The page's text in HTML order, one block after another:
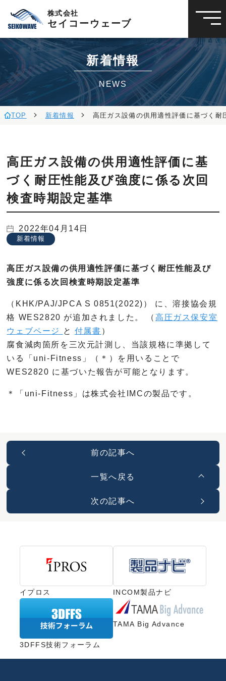
株式会社
セイコーウェーブ
新着情報
NEWS
TOP 新着情報 高圧ガス設備の供用適性評価に基づく
高圧ガス設備の供用適性評価に基
づく耐圧性能及び強度に係る次回
検査時期設定基準
2022年04月14日
新着情報
高圧ガス設備の供用適性評価に基づく耐圧性能及び
強度に係る次回検査時期設定基準
（KHK/PAJ/JPCA S 0851(2022)） に、溶接協会規
格 WES2820 が追加されました。 （高圧ガス保安室
ウェブページ
と 付属書 ）
腐食減肉箇所を三次元計測し、当該規格に準拠して
いる「uni-Fitness」（＊）を用いることで
WES2820 に基づいた報告が可能となります。
＊「uni-Fitness」は株式会社IMCの製品です。
前の記事へ
一覧へ戻る
次の記事へ
イプロス INCOM製品ナビ
3DFFS技術フォーラム
TAMA Big Advance